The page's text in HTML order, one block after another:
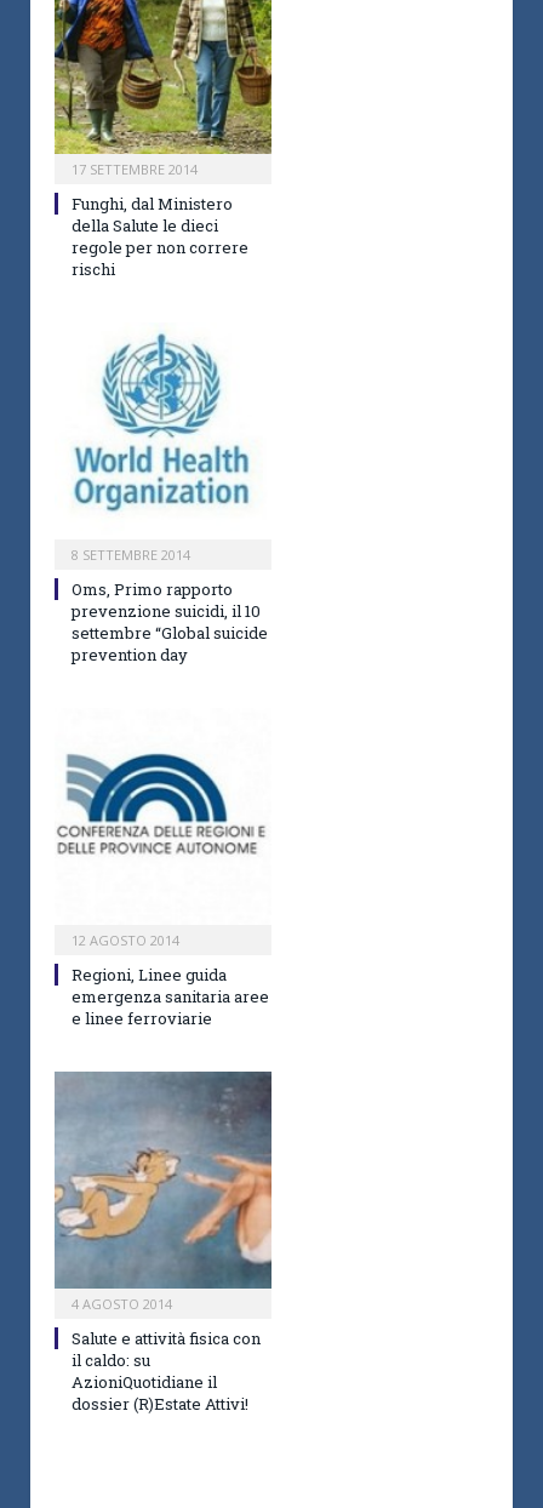
17 SETTEMBRE 2014
Funghi, dal Ministero
della Salute le dieci
regole per non correre
rischi
8 SETTEMBRE 2014
Oms, Primo rapporto
prevenzione suicidi, il 10
settembre “Global suicide
prevention day
12 AGOSTO 2014
Regioni, Linee guida
emergenza sanitaria aree
e linee ferroviarie
4 AGOSTO 2014
Salute e attività fisica con
il caldo: su
AzioniQuotidiane il
dossier (R)Estate Attivi!